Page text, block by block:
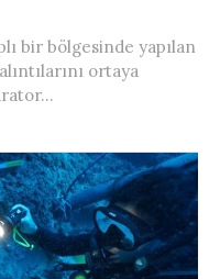
bir bölgesinde yapılan
ortaya